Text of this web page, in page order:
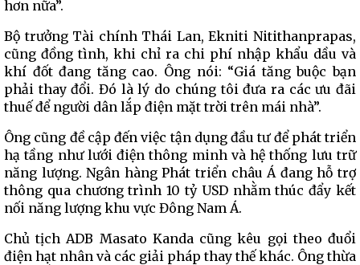
hơn nữa”.
Bộ trưởng Tài chính Thái Lan, Ekniti Nitithanprapas,
cũng đồng tình, khi chỉ ra chi phí nhập khẩu dầu và
khí đốt đang tăng cao. Ông nói: “Giá tăng buộc bạn
phải thay đổi. Đó là lý do chúng tôi đưa ra các ưu đãi
thuế để người dân lắp điện mặt trời trên mái nhà”.
Ông cũng đề cập đến việc tận dụng đầu tư để phát triển
hạ tầng như lưới điện thông minh và hệ thống lưu trữ
năng lượng. Ngân hàng Phát triển châu Á đang hỗ trợ
thông qua chương trình 10 tỷ USD nhằm thúc đẩy kết
nối năng lượng khu vực Đông Nam Á.
Chủ tịch ADB Masato Kanda cũng kêu gọi theo đuổi
điện hạt nhân và các giải pháp thay thế khác. Ông thừa